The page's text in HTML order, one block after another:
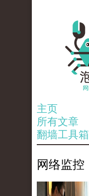
主页
所有文章
翻墙工具箱
网络监控